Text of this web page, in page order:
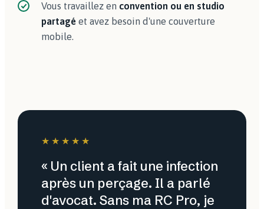
Vous travaillez en convention ou en studio
partagé et avez besoin d'une couverture
mobile.
★★★★★
« Un client a fait une infection
après un perçage. Il a parlé
d'avocat. Sans ma RC Pro, je